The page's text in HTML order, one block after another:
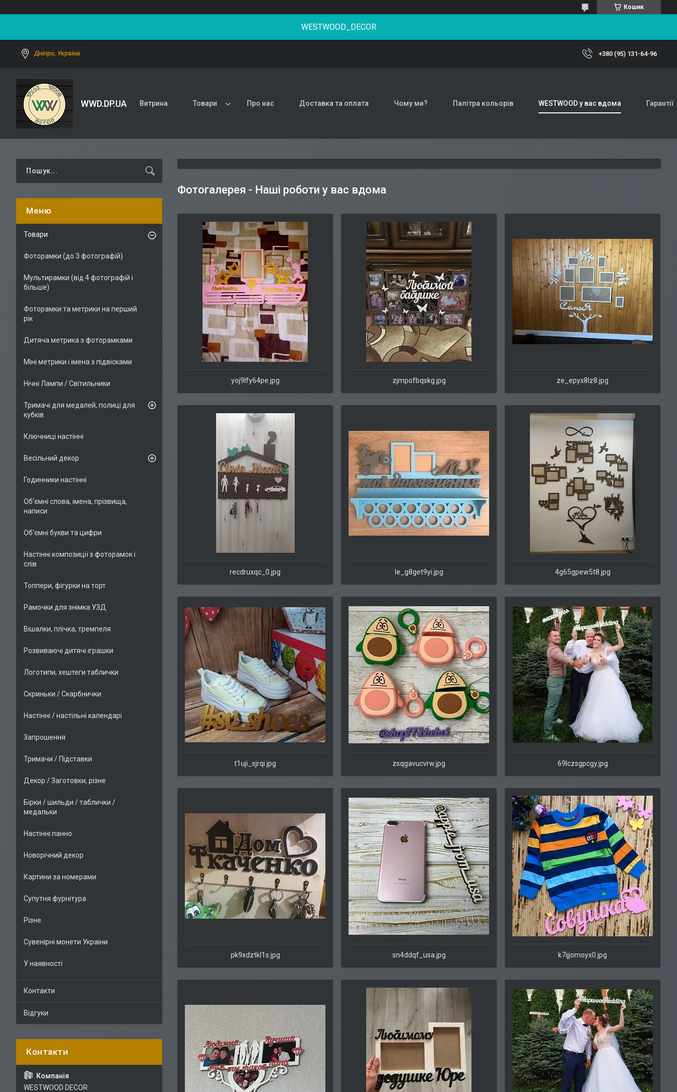
Кошик
WESTWOOD_DECOR
Дніпро, Україна +380 (95) 131-64-96
WWD.DP.UA Витрина Товари Про нас Доставка та оплата Чому ми? Палітра кольорів WESTWOOD у вас вдома Гарантії
Фотогалерея - Наші роботи у вас вдома
yoj9lfy64pe.jpg zjmpofbqskg.jpg ze_epyx8lz8.jpg
recdruxqc_0.jpg le_g8get9yi.jpg 4g65gpew5t8.jpg
t1uji_sjrqi.jpg zsqgavucvrw.jpg 69lczsgpcgy.jpg
pk9xdztkl1s.jpg sn4ddqf_usa.jpg k7ijjomoyx0.jpg
Товари
Фоторамки (до 3 фотографій)
Мультирамки (від 4 фотографій і
більше)
Фоторамки та метрики на перший
рік
Дитяча метрика з фоторамками
Міні метрики і імена з підвісками
Нічні Лампи / Світильники
Тримачі для медалей, полиці для
кубків
Ключниці настінні
Весільний декор
Годинники настінні
Об'ємні слова, імена, прізвища,
написи
Об'ємні букви та цифри
Настінні композиції з фоторамок і
слів
Топпери, фігурки на торт
Рамочки для знімка УЗД
Вішалки, плічка, тремпеля
Розвиваючі дитячі іграшки
Логотипи, хештеги таблички
Скриньки / Скарбнички
Настінні / настільні календарі
Запрошення
Тримачи / Підставки
Декор / Заготовки, різне
Бірки / шильди / таблички /
медальки
Настінні панно
Новорічний декор
Картини за номерами
Супутня фурнітура
Різне
Сувенірні монети Украіни
У наявності
Контакти
Відгуки
WESTWOOD DECOR